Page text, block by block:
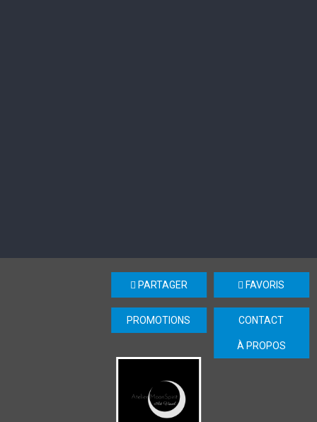
FAVORIS
PARTAGER
CONTACT
PROMOTIONS
À PROPOS